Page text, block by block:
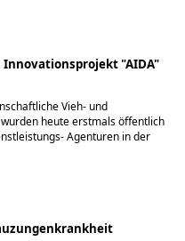
"AIDA"
Vieh- und
heute erstmals öffentlich
Agenturen in der